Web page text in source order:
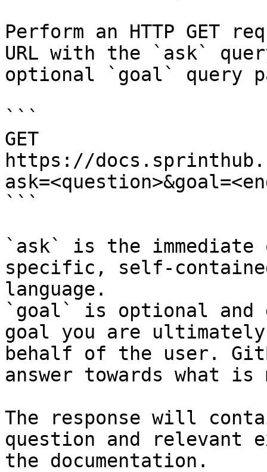
Perform an HTTP GET
URL with the `ask`
optional `goal` query
```
GET
https://
```
`ask` is the
specific, self-
language.
`goal` is optional and
goal you are
behalf of the user.
answer towards what
The response will
question and relevant
the documentation.